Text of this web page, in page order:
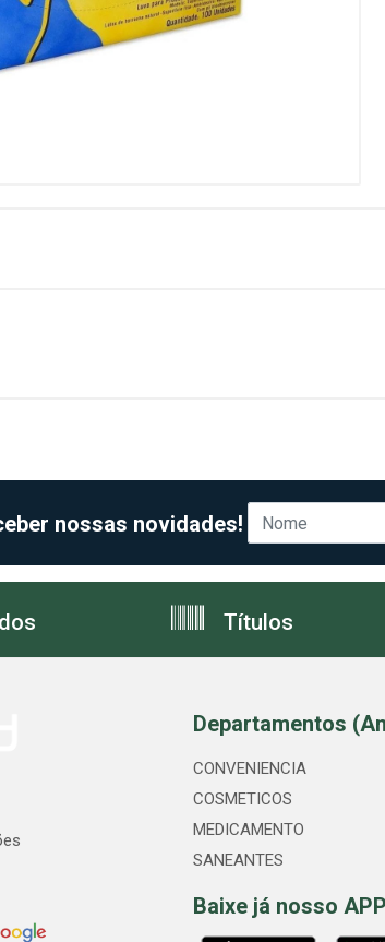
nossas novidades!
Títulos
Departamentos
CONVENIENCIA
COSMETICOS
MEDICAMENTO
SANEANTES
Baixe já nosso APP